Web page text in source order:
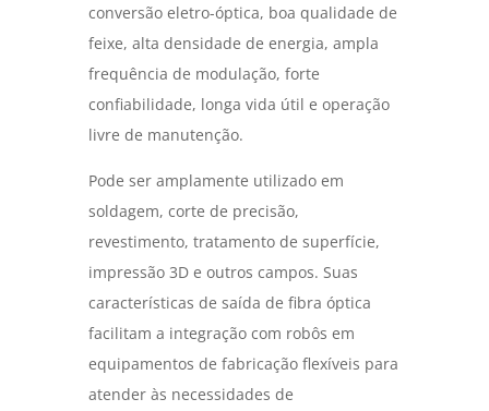
conversão eletro-óptica, boa qualidade de
feixe, alta densidade de energia, ampla
frequência de modulação, forte
confiabilidade, longa vida útil e operação
livre de manutenção.
Pode ser amplamente utilizado em
soldagem, corte de precisão,
revestimento, tratamento de superfície,
impressão 3D e outros campos. Suas
características de saída de fibra óptica
facilitam a integração com robôs em
equipamentos de fabricação flexíveis para
atender às necessidades de